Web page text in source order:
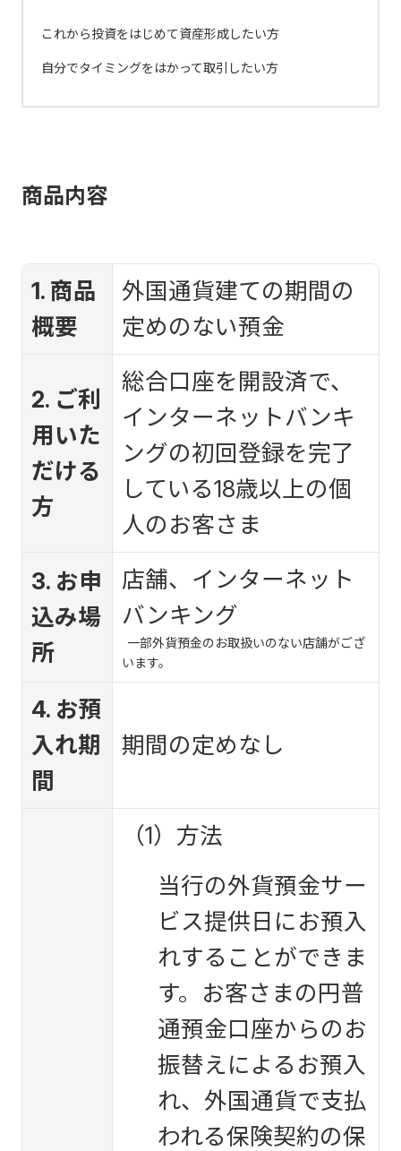
これから投資をはじめて資産形成したい方
自分でタイミングをはかって取引したい方
商品内容
1. 商品
概要
外国通貨建ての期間の
定めのない預金
2. ご利
用いた
だける
方
総合口座を開設済で、
インターネットバンキ
ングの初回登録を完了
している18歳以上の個
人のお客さま
3. お申
込み場
所
店舗、インターネット
バンキング
一部外貨預金のお取扱いのない店舗がござ
います。
4. お預
入れ期
間
期間の定めなし
（1）方法
当行の外貨預金サー
ビス提供日にお預入
れすることができま
す。お客さまの円普
通預金口座からのお
振替えによるお預入
れ、外国通貨で支払
われる保険契約の保